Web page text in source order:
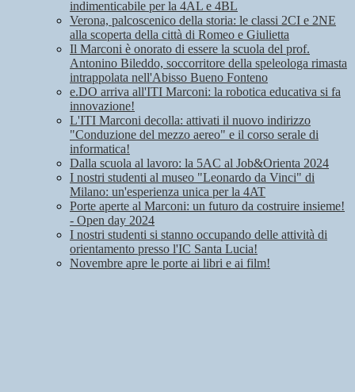
indimenticabile per la 4AL e 4BL
Verona, palcoscenico della storia: le classi 2CI e 2NE
alla scoperta della città di Romeo e Giulietta
Il Marconi è onorato di essere la scuola del prof.
Antonino Bileddo, soccorritore della speleologa rimasta
intrappolata nell'Abisso Bueno Fonteno
e.DO arriva all'ITI Marconi: la robotica educativa si fa
innovazione!
L'ITI Marconi decolla: attivati il nuovo indirizzo
"Conduzione del mezzo aereo" e il corso serale di
informatica!
Dalla scuola al lavoro: la 5AC al Job&Orienta 2024
I nostri studenti al museo "Leonardo da Vinci" di
Milano: un'esperienza unica per la 4AT
Porte aperte al Marconi: un futuro da costruire insieme!
- Open day 2024
I nostri studenti si stanno occupando delle attività di
orientamento presso l'IC Santa Lucia!
Novembre apre le porte ai libri e ai film!